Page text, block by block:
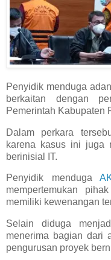
Penyidik menduga
berkaitan dengan
Pemerintah Kabupaten
Dalam perkara
karena kasus ini juga
berinisial IT.
Penyidik menduga
mempertemukan
memiliki kewenangan
Selain diduga
menerima bagian dari
pengurusan proyek